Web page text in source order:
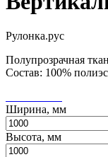
Рулонка.рус
Полупрозрачная
Состав: 100%
Ширина, мм
Высота, мм